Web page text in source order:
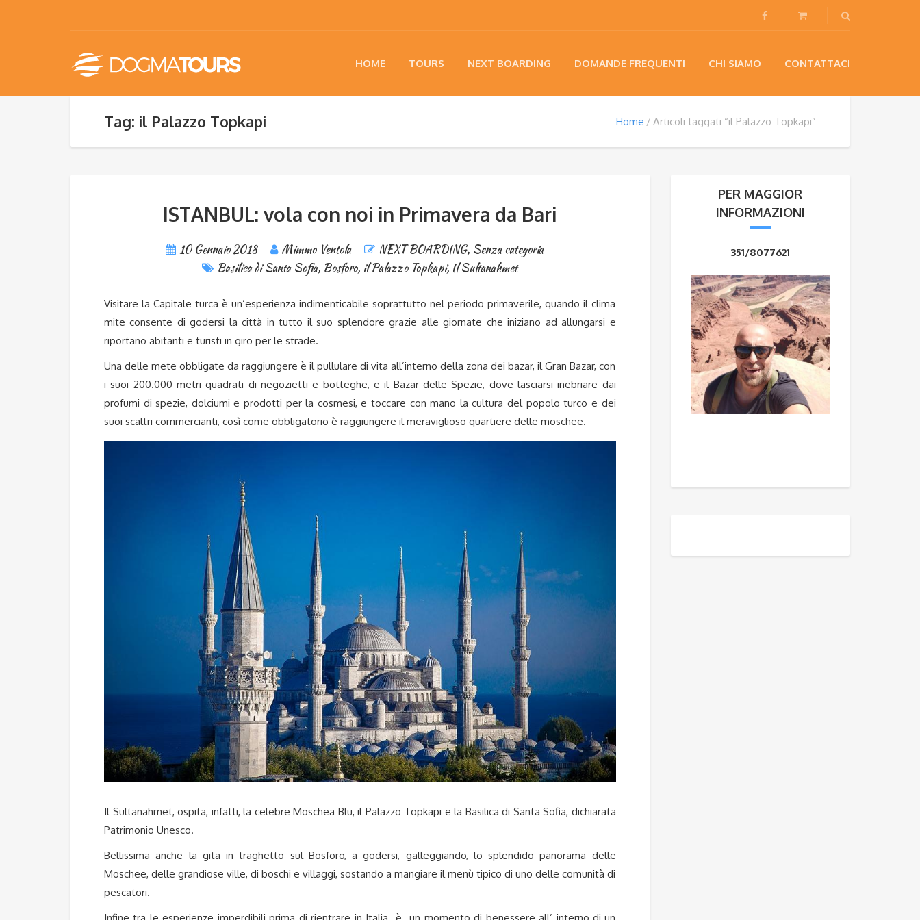
HOME TOURS NEXT BOARDING DOMANDE FREQUENTI CHI SIAMO CONTATTACI
Tag: il Palazzo Topkapi Home Articoli taggati “il Palazzo Topkapi”
ISTANBUL: vola con noi in Primavera da Bari
10 Gennaio 2018 Mimmo Ventola NEXT BOARDING, Senza categoria
Basilica di Santa Sofia, Bosforo, il Palazzo Topkapi, Il Sultanahmet
Visitare la Capitale turca è un’esperienza indimenticabile soprattutto nel periodo primaverile, quando il clima
mite consente di godersi la città in tutto il suo splendore grazie alle giornate che iniziano ad allungarsi e
riportano abitanti e turisti in giro per le strade.
Una delle mete obbligate da raggiungere è il pullulare di vita all’interno della zona dei bazar, il Gran Bazar, con
i suoi 200.000 metri quadrati di negozietti e botteghe, e il Bazar delle Spezie, dove lasciarsi inebriare dai
profumi di spezie, dolciumi e prodotti per la cosmesi, e toccare con mano la cultura del popolo turco e dei
suoi scaltri commercianti, così come obbligatorio è raggiungere il meraviglioso quartiere delle moschee.
Il Sultanahmet, ospita, infatti, la celebre Moschea Blu, il Palazzo Topkapi e la Basilica di Santa Sofia, dichiarata
Patrimonio Unesco.
Bellissima anche la gita in traghetto sul Bosforo, a godersi, galleggiando, lo splendido panorama delle
Moschee, delle grandiose ville, di boschi e villaggi, sostando a mangiare il menù tipico di uno delle comunità di
pescatori.
PER MAGGIOR
INFORMAZIONI
351/8077621